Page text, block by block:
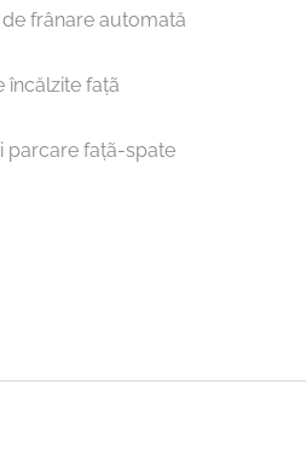
frânare automată
încălzite faţã
parcare faţã-spate